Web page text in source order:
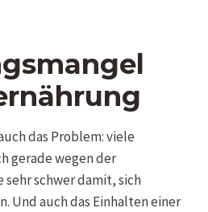
das Problem: viele
gerade wegen der
schwer damit, sich
Und auch das Einhalten einer